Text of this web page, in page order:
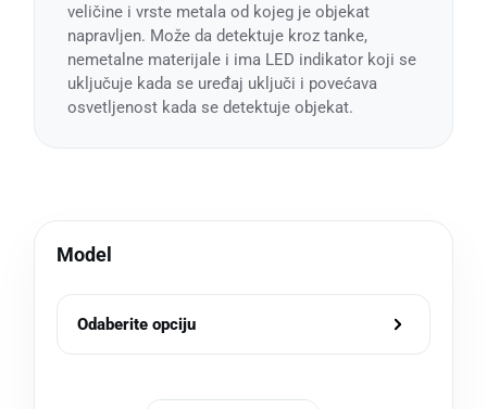
veličine i vrste metala od kojeg je objekat
napravljen. Može da detektuje kroz tanke,
nemetalne materijale i ima LED indikator koji se
uključuje kada se uređaj uključi i povećava
osvetljenost kada se detektuje objekat.
Model
Odaberite opciju